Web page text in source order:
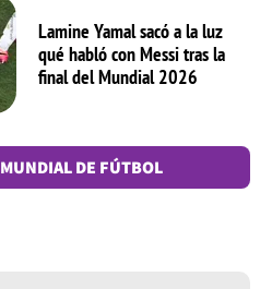
Lamine Yamal sacó a la luz
qué habló con Messi tras la
final del Mundial 2026
MUNDIAL DE FÚTBOL